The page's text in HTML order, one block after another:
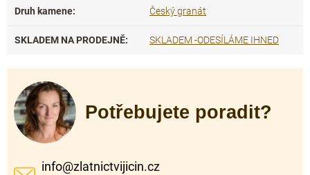
Druh kamene: Český granát
SKLADEM NA PRODEJNĚ: SKLADEM -ODESÍLÁME IHNED
Potřebujete poradit?
info@zlatnictvijicin.cz